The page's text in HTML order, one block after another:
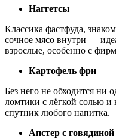
Наггетсы
Классика фастфуда,
сочное мясо внутри —
взрослые, особенно с
Картофель фри
Без него не обходится ни
ломтики с лёгкой солью
спутник любого напитка.
Апстер с говядиной